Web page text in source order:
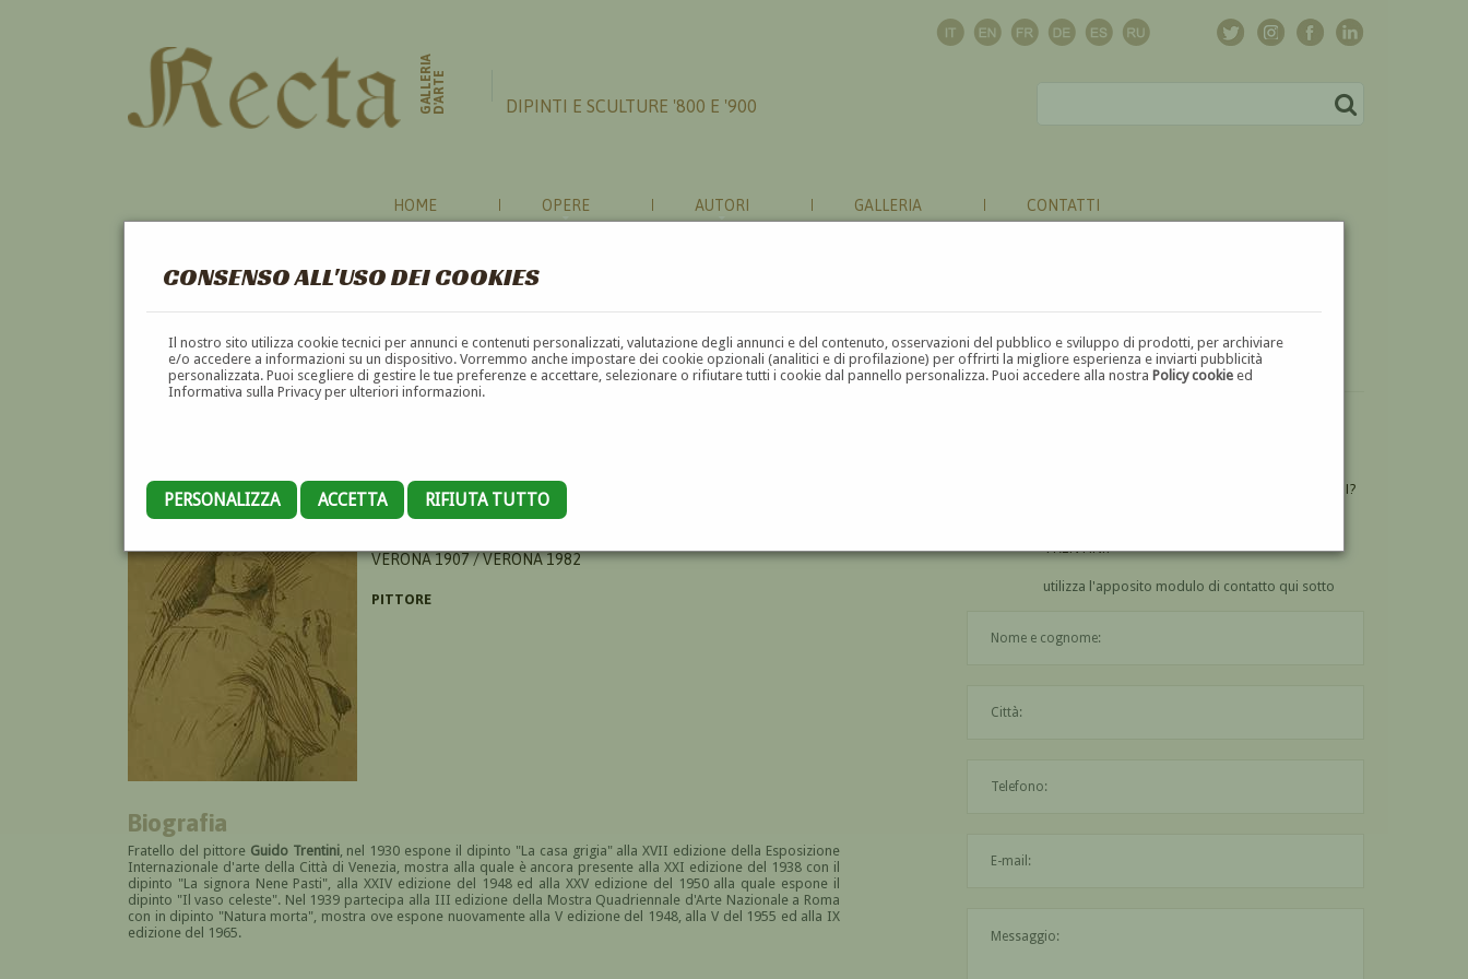
CONSENSO ALL'USO DEI COOKIES
Il nostro sito utilizza cookie tecnici per annunci e contenuti personalizzati, valutazione degli annunci e del contenuto, osservazioni del pubblico e sviluppo di prodotti, per archiviare
e/o accedere a informazioni su un dispositivo. Vorremmo anche impostare dei cookie opzionali (analitici e di profilazione) per offrirti la migliore esperienza e inviarti pubblicità
personalizzata. Puoi scegliere di gestire le tue preferenze e accettare, selezionare o rifiutare tutti i cookie dal pannello personalizza. Puoi accedere alla nostraPolicy cookie ed
Informativa sulla Privacy per ulteriori informazioni.
PERSONALIZZA ACCETTA RIFIUTA TUTTO
GALLERIAD'ARTE DIPINTI E SCULTURE '800 E '900
HOME OPERE AUTORI GALLERIA CONTATTI
NURDIO TRENTINI
VERONA 1907 / VERONA 1982
PITTORE
Biografia
Fratello del pittore Guido Trentini, nel 1930 espone il dipinto "La casa grigia" alla XVII edizione della Esposizione
Internazionale d'arte della Città di Venezia, mostra alla quale è ancora presente alla XXI edizione del 1938 con il
dipinto "La signora Nene Pasti", alla XXIV edizione del 1948 ed alla XXV edizione del 1950 alla quale espone il
dipinto "Il vaso celeste". Nel 1939 partecipa alla III edizione della Mostra Quadriennale d'Arte Nazionale a Roma
con in dipinto "Natura morta", mostra ove espone nuovamente alla V edizione del 1948, alla V del 1955 ed alla IX
edizione del 1965.
UN'OPERA DI NURDIO TRENTINI?
TRENTINI?
utilizza l'apposito modulo di contatto qui sotto